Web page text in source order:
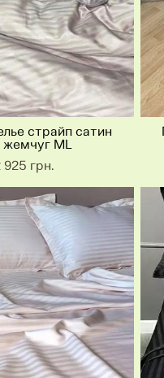
страйп сатин
ML
грн.